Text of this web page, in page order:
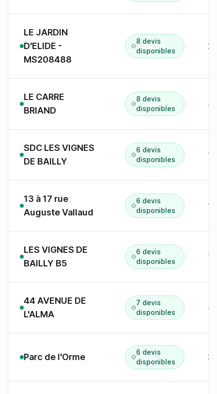
LE JARDIN
D'ELIDE -
MS208488
8 devis
disponibles
LE CARRE
BRIAND
8 devis
disponibles
SDC LES VIGNES
DE BAILLY
6 devis
disponibles
13 à 17 rue
Auguste Vallaud
6 devis
disponibles
LES VIGNES DE
BAILLY B5
6 devis
disponibles
44 AVENUE DE
L'ALMA
7 devis
disponibles
Parc de l'Orme
6 devis
disponibles